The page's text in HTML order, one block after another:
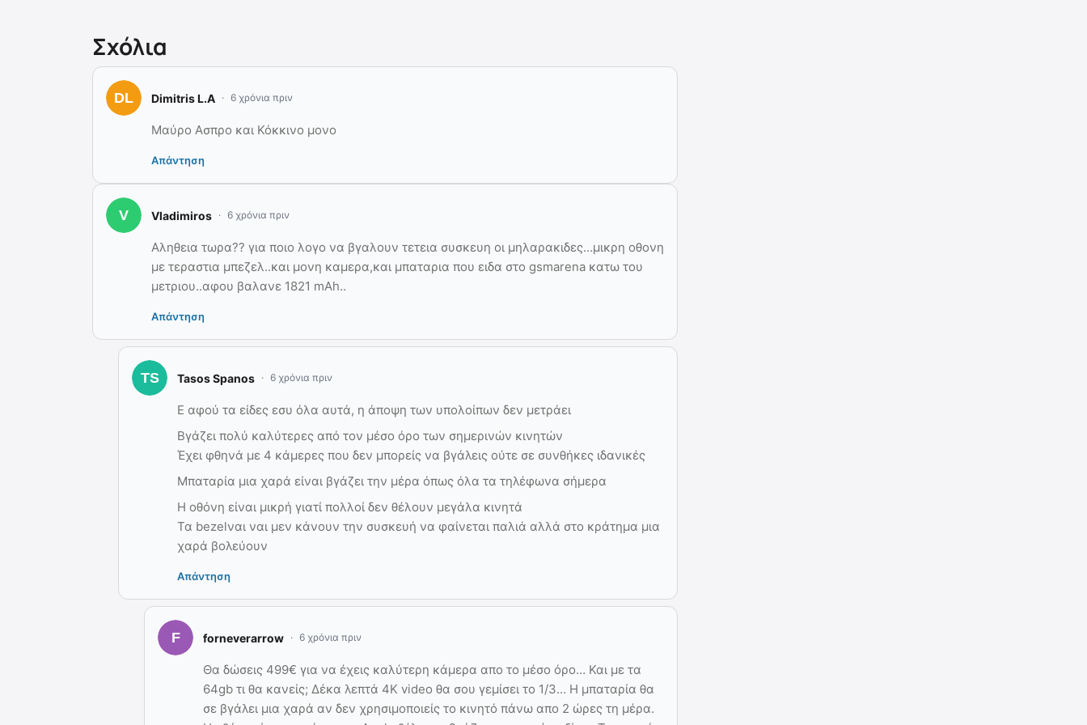
Σχόλια
Dimitris L.A 6 χρόνια πριν
Μαύρο Ασπρο και Κόκκινο μονο
Απάντηση
Vladimiros 6 χρόνια πριν
Αληθεια τωρα?? για ποιο λογο να βγαλουν τετεια συσκευη οι μηλαρακιδες…μικρη οθονη
με τεραστια μπεζελ..και μονη καμερα,και μπαταρια που ειδα στο gsmarena κατω του
μετριου..αφου βαλανε 1821 mAh..
Απάντηση
Tasos Spanos 6 χρόνια πριν
Ε αφού τα είδες εσυ όλα αυτά, η άποψη των υπολοίπων δεν μετράει
Βγάζει πολύ καλύτερες από τον μέσο όρο των σημερινών κινητών
Έχει φθηνά με 4 κάμερες που δεν μπορείς να βγάλεις ούτε σε συνθήκες ιδανικές
Μπαταρία μια χαρά είναι βγάζει την μέρα όπως όλα τα τηλέφωνα σήμερα
Η οθόνη είναι μικρή γιατί πολλοί δεν θέλουν μεγάλα κινητά
Τα bezelναι ναι μεν κάνουν την συσκευή να φαίνεται παλιά αλλά στο κράτημα μια
χαρά βολεύουν
Απάντηση
forneverarrow 6 χρόνια πριν
Θα δώσεις 499€ για να έχεις καλύτερη κάμερα απο το μέσο όρο… Και με τα
64gb τι θα κανείς; Δέκα λεπτά 4K video θα σου γεμίσει το 1/3… Η μπαταρία θα
σε βγάλει μια χαρά αν δεν χρησιμοποιείς το κινητό πάνω απο 2 ώρες τη μέρα.